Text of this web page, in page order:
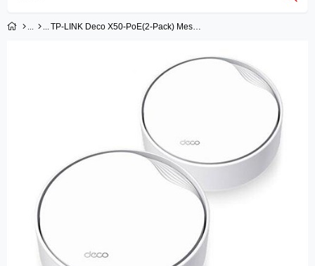
Facebook İle Bağlan
Google İle Bağlan
TP-LINK Deco X50-PoE(2-Pack) Mesh System